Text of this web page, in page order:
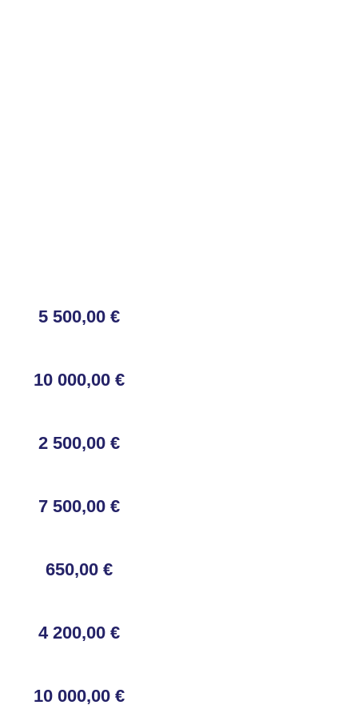
5 500,00 €
10 000,00 €
2 500,00 €
7 500,00 €
650,00 €
4 200,00 €
10 000,00 €